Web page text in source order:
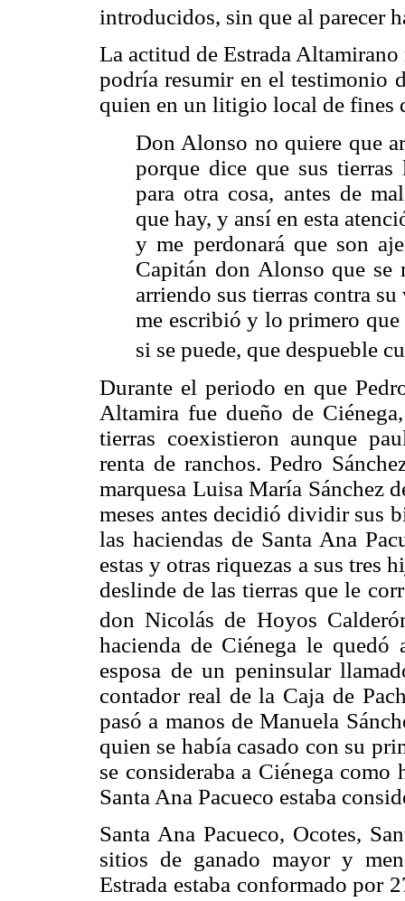
introducidos, sin que al parecer
La actitud de Estrada Altamirano
podría resumir en el testimonio
quien en un litigio local de
Don Alonso no quiere que
porque dice que sus
para otra cosa, antes de
que hay, y ansí en esta
y me perdonará que son
Capitán don Alonso que se
arriendo sus tierras contra
me escribió y lo primero que
si se puede, que despueble
Durante el periodo en que
Altamira fue dueño de
tierras coexistieron aunque
renta de ranchos. Pedro
marquesa Luisa María Sánchez
meses antes decidió dividir sus
las haciendas de Santa Ana
estas y otras riquezas a sus tres
deslinde de las tierras que le
don Nicolás de Hoyos
hacienda de Ciénega le quedó
esposa de un peninsular
contador real de la Caja de
pasó a manos de Manuela
quien se había casado con su
se consideraba a Ciénega como
Santa Ana Pacueco estaba
Santa Ana Pacueco, Ocotes,
sitios de ganado mayor y
Estrada estaba conformado por